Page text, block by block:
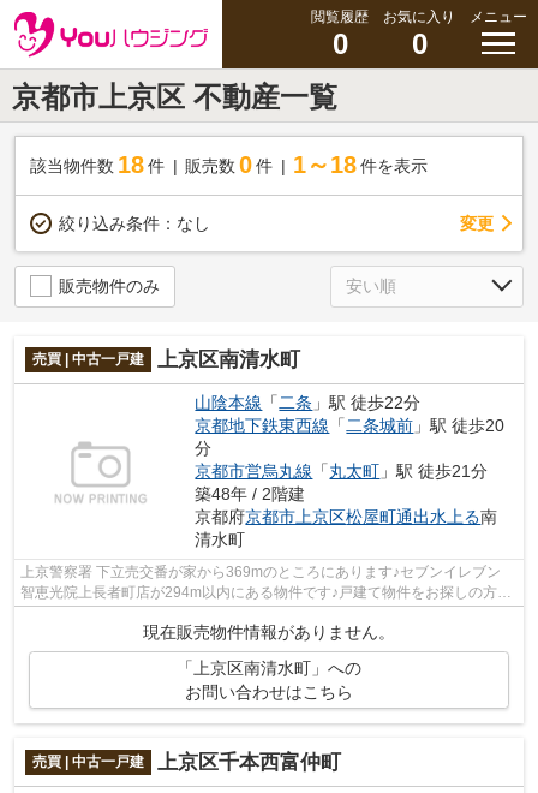
閲覧履歴
0
お気に入り
0
メニュー
京都市上京区 不動産一覧
該当物件数 18件 販売数 0 件 1～18 件を表示
絞り込み条件： なし 変更
販売物件のみ
売買 | 中古一戸建 上京区南清水町
山陰本線 「二条 」駅 徒歩22分
京都地下鉄東西線 「二条城前 」駅 徒歩20
分
京都市営烏丸線 「丸太町 」駅 徒歩21分
築48年 / 2階建
京都府京都市上京区松屋町通出水上る南
清水町
上京警察署 下立売交番が家から369mのところにあります♪セブンイレブン
智恵光院上長者町店が294m以内にある物件です♪戸建て物件をお探しの方
現在販売物件情報がありません。
「上京区南清水町」への
お問い合わせはこちら
売買 | 中古一戸建 上京区千本西富仲町